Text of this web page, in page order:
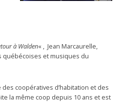
à Walden« , Jean Marcaurelle,
et musiques du
coopératives d’habitation et des
la même coop depuis 10 ans et est